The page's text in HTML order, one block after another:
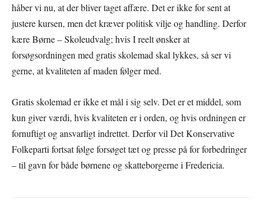
håber vi nu, at der bliver taget affære. Det er ikke for sent at
justere kursen, men det kræver politisk vilje og handling. Derfor
kære Børne – Skoleudvalg; hvis I reelt ønsker at
forsøgsordningen med gratis skolemad skal lykkes, så ser vi
gerne, at kvaliteten af maden følger med.
Gratis skolemad er ikke et mål i sig selv. Det er et middel, som
kun giver værdi, hvis kvaliteten er i orden, og hvis ordningen er
fornuftigt og ansvarligt indrettet. Derfor vil Det Konservative
Folkeparti fortsat følge forsøget tæt og presse på for forbedringer
– til gavn for både børnene og skatteborgerne i Fredericia.